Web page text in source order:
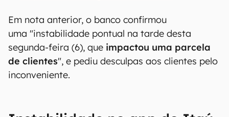
Em nota anterior, o banco confirmou
uma "instabilidade pontual na tarde desta
segunda-feira (6), que impactou uma parcela
de clientes", e pediu desculpas aos clientes pelo
inconveniente.